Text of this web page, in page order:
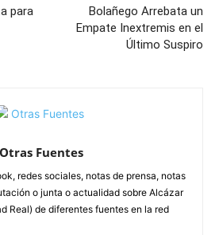
para
Bolañego Arrebata un
Empate Inextremis en el
Último Suspiro
Otras Fuentes
redes sociales, notas de prensa, notas
o junta o actualidad sobre Alcázar
Real) de diferentes fuentes en la red